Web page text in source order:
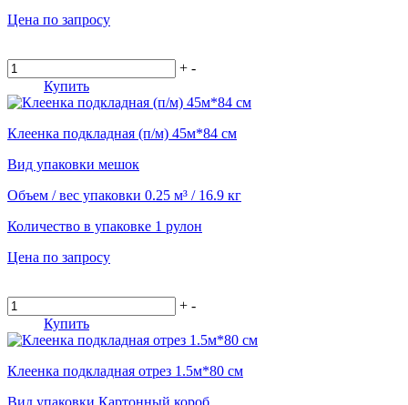
Цена по запросу
+ -
Купить
Клеенка подкладная (п/м) 45м*84 см
Вид упаковки мешок
Объем / вес упаковки 0.25 м³ / 16.9 кг
Количество в упаковке 1 рулон
Цена по запросу
+ -
Купить
Клеенка подкладная отрез 1.5м*80 см
Вид упаковки Картонный короб